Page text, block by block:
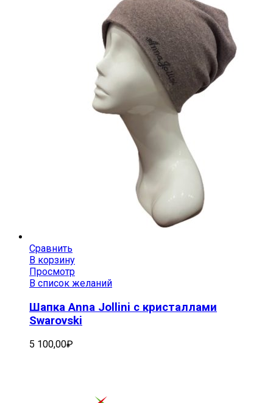
Сравнить
В корзину
Просмотр
В список желаний
Шапка Anna Jollini с кристаллами
Swarovski
5 100,00₽